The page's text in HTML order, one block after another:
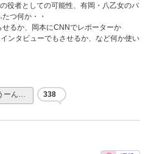
役者としての可能性、有岡・八乙女のバ
つ何か・・
るか、岡本にCNNでレポーターか
ンタビューでもさせるか、など何か使い
ーん… 338